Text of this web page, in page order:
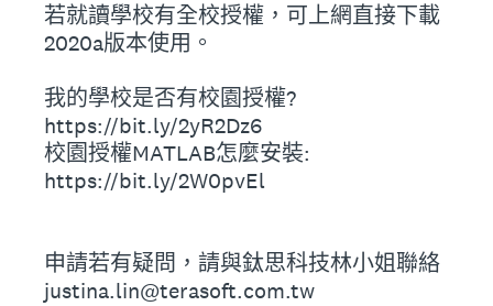
若就讀學校有全校授權，可上網直接下載
2020a版本使用。
我的學校是否有校園授權?
https://bit.ly/2yR2Dz6
校園授權MATLAB怎麼安裝:
https://bit.ly/2W0pvEl
申請若有疑問，請與鈦思科技林小姐聯絡
justina.lin@terasoft.com.tw